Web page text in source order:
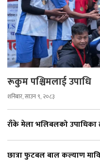
रूकुम पश्चिमलाई उपाधि
शनिबार, साउन ९, २०८३
राँके मेला भलिबलको उपाधिका
छात्रा फुटबल बाल कल्याण